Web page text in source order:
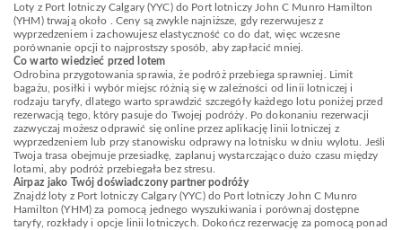
Loty z Port lotniczy Calgary (YYC) do Port lotniczy John C Munro Hamilton
(YHM) trwają około . Ceny są zwykle najniższe, gdy rezerwujesz z
wyprzedzeniem i zachowujesz elastyczność co do dat, więc wczesne
porównanie opcji to najprostszy sposób, aby zapłacić mniej.
Co warto wiedzieć przed lotem
Odrobina przygotowania sprawia, że podróż przebiega sprawniej. Limit
bagażu, posiłki i wybór miejsc różnią się w zależności od linii lotniczej i
rodzaju taryfy, dlatego warto sprawdzić szczegóły każdego lotu poniżej przed
rezerwacją tego, który pasuje do Twojej podróży. Po dokonaniu rezerwacji
zazwyczaj możesz odprawić się online przez aplikację linii lotniczej z
wyprzedzeniem lub przy stanowisku odprawy na lotnisku w dniu wylotu. Jeśli
Twoja trasa obejmuje przesiadkę, zaplanuj wystarczająco dużo czasu między
lotami, aby podróż przebiegała bez stresu.
Airpaz jako Twój doświadczony partner podróży
Znajdź loty z Port lotniczy Calgary (YYC) do Port lotniczy John C Munro
Hamilton (YHM) za pomocą jednego wyszukiwania i porównaj dostępne
taryfy, rozkłady i opcje linii lotniczych. Dokończ rezerwację za pomocą ponad